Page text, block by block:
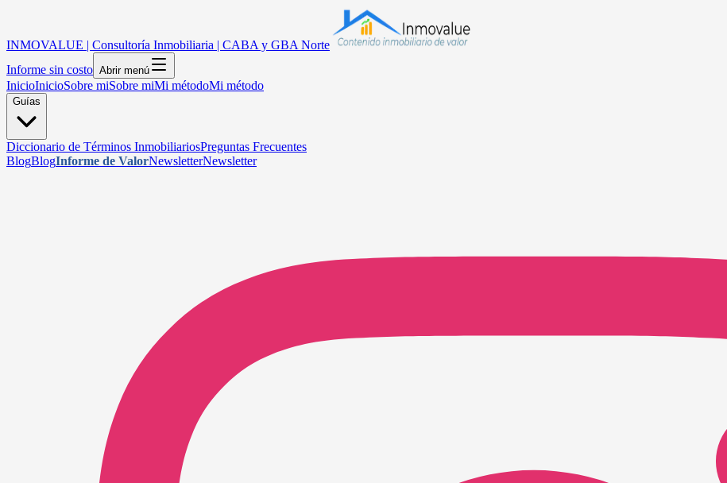
INMOVALUE | Consultoría Inmobiliaria | CABA y GBA Norte
Informe sin costo Abrir menú
InicioInicioSobre miSobre miMi métodoMi método
Guías
Diccionario de Términos InmobiliariosPreguntas Frecuentes
BlogBlogInforme de ValorNewsletterNewsletter